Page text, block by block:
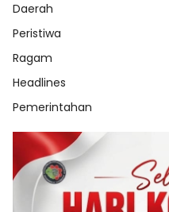
Daerah
Peristiwa
Ragam
Headlines
Pemerintahan